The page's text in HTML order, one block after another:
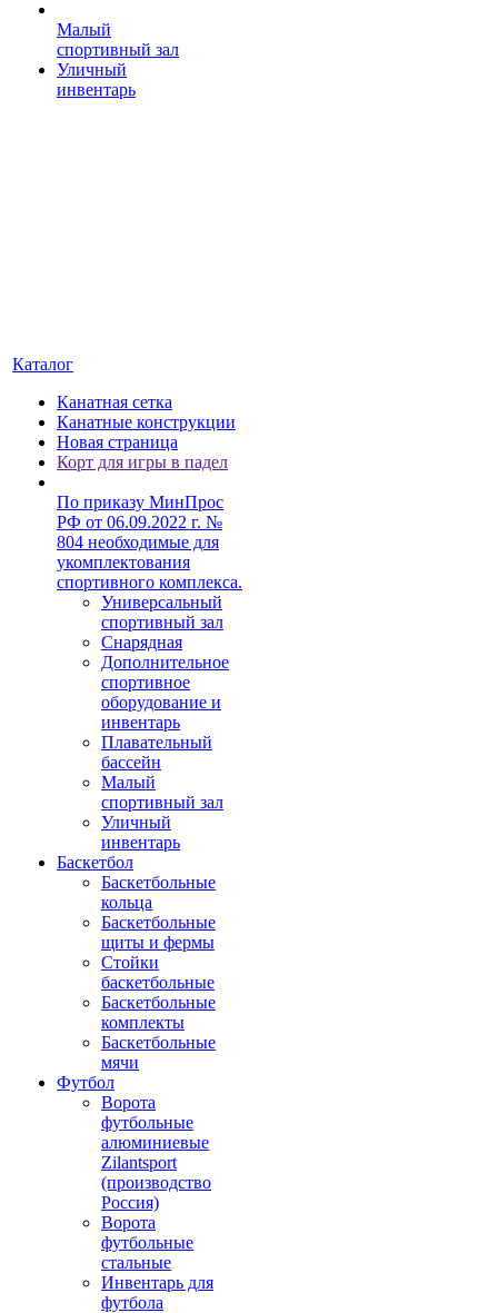
Малый
спортивный зал
Уличный
инвентарь
Каталог
Канатная сетка
Канатные конструкции
Новая страница
Корт для игры в падел
По приказу МинПрос
РФ от 06.09.2022 г. №
804 необходимые для
укомплектования
спортивного комплекса.
Универсальный
спортивный зал
Снарядная
Дополнительное
спортивное
оборудование и
инвентарь
Плавательный
бассейн
Малый
спортивный зал
Уличный
инвентарь
Баскетбол
Баскетбольные
кольца
Баскетбольные
щиты и фермы
Стойки
баскетбольные
Баскетбольные
комплекты
Баскетбольные
мячи
Футбол
Ворота
футбольные
алюминиевые
Zilantsport
(производство
Россия)
Ворота
футбольные
стальные
Инвентарь для
футбола